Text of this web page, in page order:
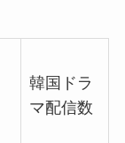
韓国ドラ
マ配信数